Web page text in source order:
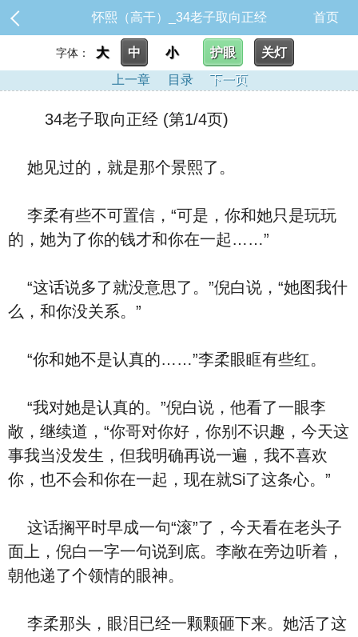
怀熙（高干）_34老子取向正经 首页
字体： 大 中 小 护眼
关灯
上一章
目录 下一页
34老子取向正经 (第1/4页)
她见过的，就是那个景熙了。
李柔有些不可置信，“可是，你和她只是玩玩
的，她为了你的钱才和你在一起……”
“这话说多了就没意思了。”倪白说，“她图我什
么，和你没关系。”
“你和她不是认真的……”李柔眼眶有些红。
“我对她是认真的。”倪白说，他看了一眼李
敞，继续道，“你哥对你好，你别不识趣，今天这
事我当没发生，但我明确再说一遍，我不喜欢
你，也不会和你在一起，现在就Si了这条心。”
这话搁平时早成一句“滚”了，今天看在老头子
面上，倪白一字一句说到底。李敞在旁边听着，
朝他递了个领情的眼神。
李柔那头，眼泪已经一颗颗砸下来。她活了这